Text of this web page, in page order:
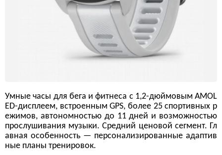
Умные часы для бега и фитнеса с 1,2-дюймовым AMOL
ED-дисплеем, встроенным GPS, более 25 спортивных р
ежимов, автономностью до 11 дней и возможностью
прослушивания музыки. Средний ценовой сегмент. Гл
авная особенность — персонализированные адаптив
ные планы тренировок.